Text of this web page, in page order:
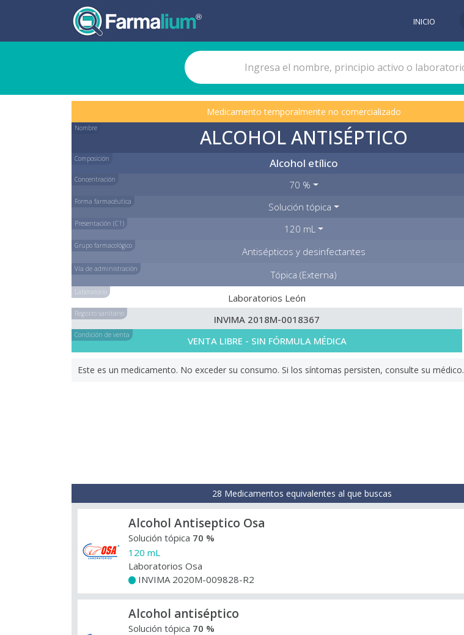
INICIO
Medicamento temporalmente no comercializado
Nombre ALCOHOL ANTISÉPTICO
Composición Alcohol etílico
Concentración 70 %
Forma farmacéutica Solución tópica
Presentación (C1) 120 mL
Grupo farmacológico Antisépticos y desinfectantes
Vía de administración Tópica (Externa)
Laboratorio Laboratorios León
Registro sanitario INVIMA 2018M-0018367
Condición de venta VENTA LIBRE - SIN FÓRMULA MÉDICA
Este es un medicamento. No exceder su consumo. Si los síntomas persisten, consulte su médico.
28 Medicamentos equivalentes al que buscas
Alcohol Antiseptico Osa
Solución tópica 70 %
120 mL
Laboratorios Osa
INVIMA 2020M-009828-R2
Alcohol antiséptico
Solución tópica 70 %